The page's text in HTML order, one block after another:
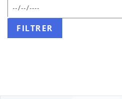
Date
de
attendu
:
JJ/MM/AAAA
FILTRER